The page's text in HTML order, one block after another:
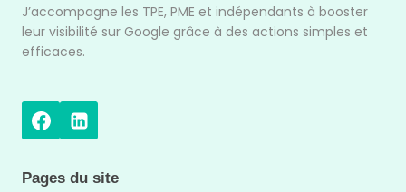
J’accompagne les TPE, PME et indépendants à booster
leur visibilité sur Google grâce à des actions simples et
efficaces.
Pages du site